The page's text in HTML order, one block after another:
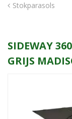
Stokparasols
SIDEWAY
GRIJS